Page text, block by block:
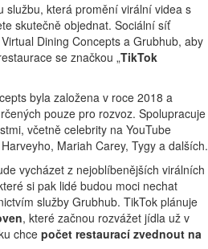
službu, která promění virální videa s
skutečně objednat. Sociální síť
Dining Concepts a Grubhub, aby
se značkou „TikTok
byla založena v roce 2018 a
pouze pro rozvoz. Spolupracuje
včetně celebrity na YouTube
Mariah Carey, Tygy a dalších.
vycházet z nejoblíbenějších virálních
si pak lidé budou moci nechat
služby Grubhub. TikTok plánuje
, které začnou rozvážet jídla už v
chce počet restaurací zvednout na